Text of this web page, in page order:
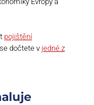
pojištění
dočtete v jedné z